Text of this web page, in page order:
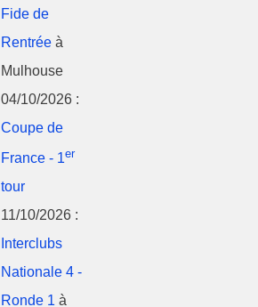
Fide de
Rentrée à
Mulhouse
04/10/2026 :
Coupe de
France - 1er
tour
11/10/2026 :
Interclubs
Nationale 4 -
Ronde 1 à